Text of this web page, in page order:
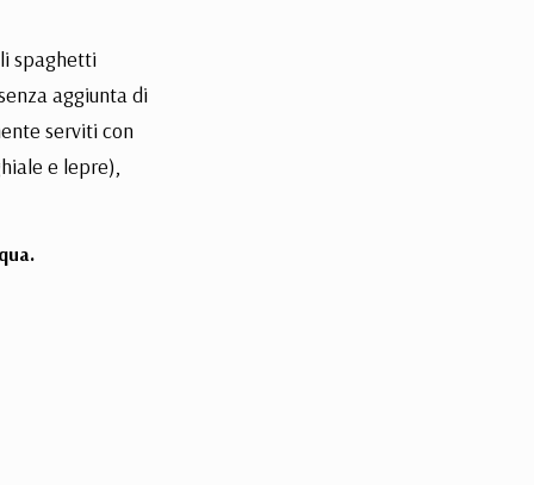
spaghetti
aggiunta di
serviti con
e lepre),